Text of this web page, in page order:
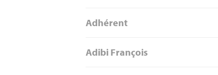
Adhérent
Adibi François